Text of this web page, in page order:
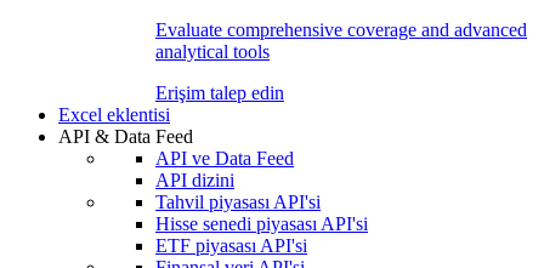
Evaluate comprehensive coverage and advanced
analytical tools
Erişim talep edin
Excel eklentisi
API & Data Feed
API ve Data Feed
API dizini
Tahvil piyasası API'si
Hisse senedi piyasası API'si
ETF piyasası API'si